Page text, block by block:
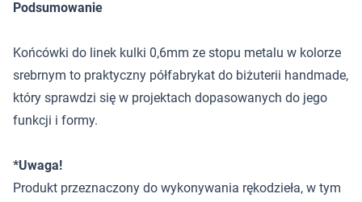
Podsumowanie
Końcówki do linek kulki 0,6mm ze stopu metalu w kolorze
srebrnym to praktyczny półfabrykat do biżuterii handmade,
który sprawdzi się w projektach dopasowanych do jego
funkcji i formy.
*Uwaga!
Produkt przeznaczony do wykonywania rękodzieła, w tym